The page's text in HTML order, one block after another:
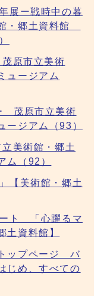
展ー戦時中の暮
・郷土資料館
原市立美術
ュージアム
茂原市立美術
ージアム（93）
美術館・郷土
ム（92）
【美術館・郷土
ト 「心躍るマ
土資料館】
ップページ バ
じめ、すべての